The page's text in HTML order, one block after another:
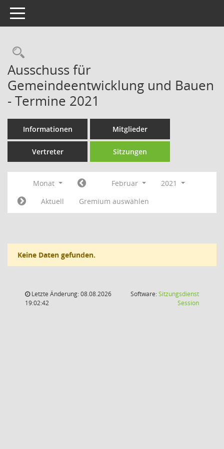
Toggle navigation
Rechercheauswahl
Ausschuss für
Gemeindeentwicklung und Bauen
- Termine 2021
Informationen Mitglieder
Vertreter Sitzungen
Monat Februar
2021
Aktuell
Gremium auswählen
Keine Daten gefunden.
Letzte Änderung: 08.08.2026
19:02:42
Software:Sitzungsdienst
Session(Wird in